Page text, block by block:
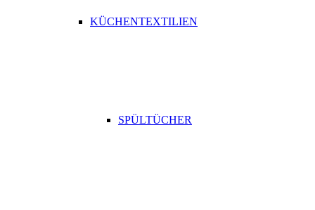
KÜCHENTEXTILIEN
SPÜLTÜCHER